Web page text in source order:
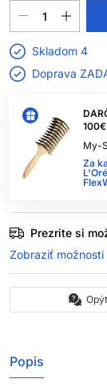
My-
Za
Skladom 4
Doprava
Prezrite si
Popis